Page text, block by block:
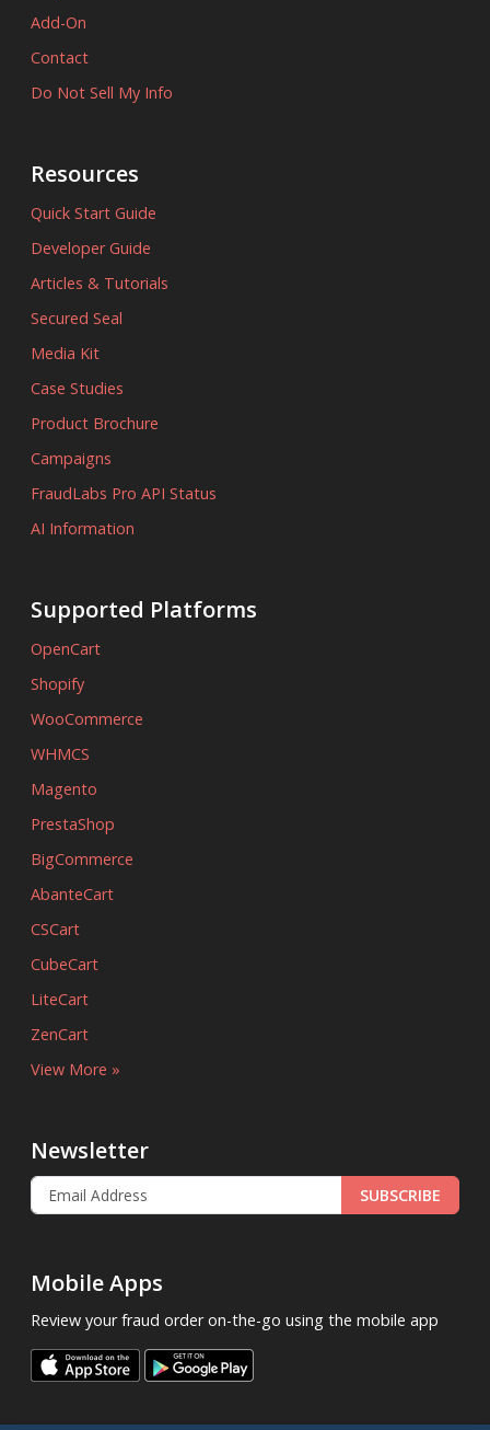
Add-On
Contact
Do Not Sell My Info
Resources
Quick Start Guide
Developer Guide
Articles & Tutorials
Secured Seal
Media Kit
Case Studies
Product Brochure
Campaigns
FraudLabs Pro API Status
AI Information
Supported Platforms
OpenCart
Shopify
WooCommerce
WHMCS
Magento
PrestaShop
BigCommerce
AbanteCart
CSCart
CubeCart
LiteCart
ZenCart
View More »
Newsletter
SUBSCRIBE
Mobile Apps
Review your fraud order on-the-go using the mobile app